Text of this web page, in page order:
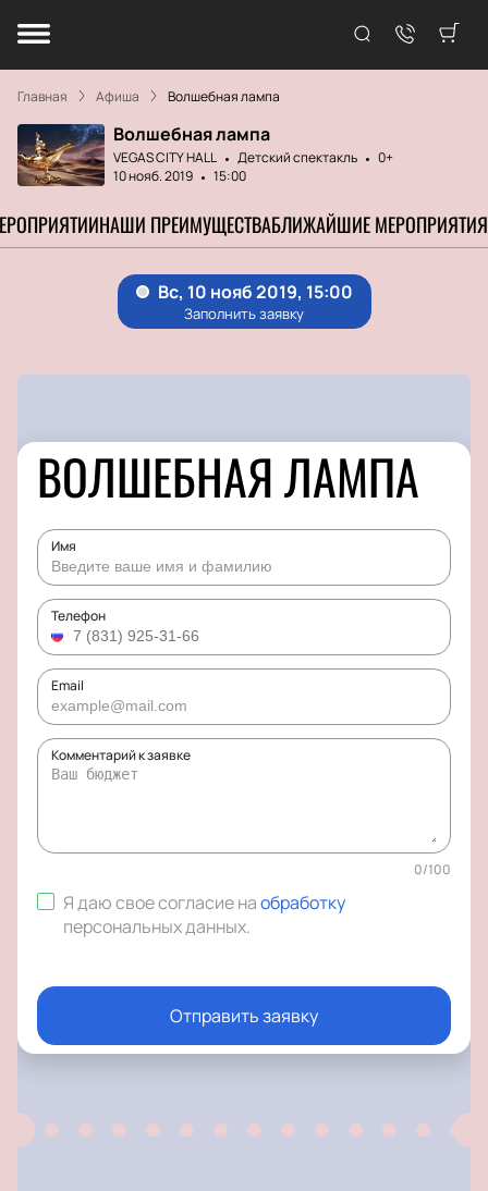
Главная Афиша Волшебная лампа
Волшебная лампа
VEGAS CITY HALL Детский спектакль
0+
10 нояб. 2019
15:00
НАШИ ПРЕИМУЩЕСТВАБЛИЖАЙШИЕ МЕРОПРИЯТИЯ
ВОЛШЕБНАЯ ЛАМПА
Имя
Телефон
Email
Комментарий к заявке
0/100
Я даю свое согласие наобработку
персональных данных.
Отправить заявку